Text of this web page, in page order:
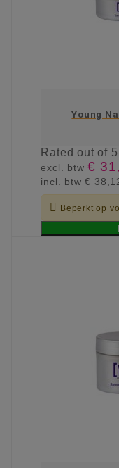
Young
Ratedout of
excl. btw€
incl. btw€
 Beperkt op